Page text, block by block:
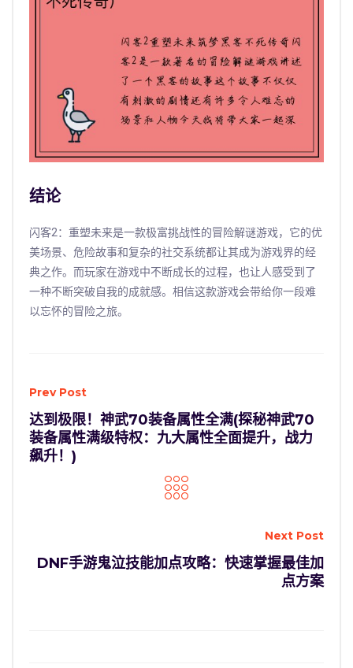
结论
闪客2：重塑未来是一款极富挑战性的冒险解谜游戏，它的优
美场景、危险故事和复杂的社交系统都让其成为游戏界的经
典之作。而玩家在游戏中不断成长的过程，也让人感受到了
一种不断突破自我的成就感。相信这款游戏会带给你一段难
以忘怀的冒险之旅。
Prev Post
达到极限！神武70装备属性全满(探秘神武70
装备属性满级特权：九大属性全面提升，战力
飙升！)
Next Post
DNF手游鬼泣技能加点攻略：快速掌握最佳加
点方案